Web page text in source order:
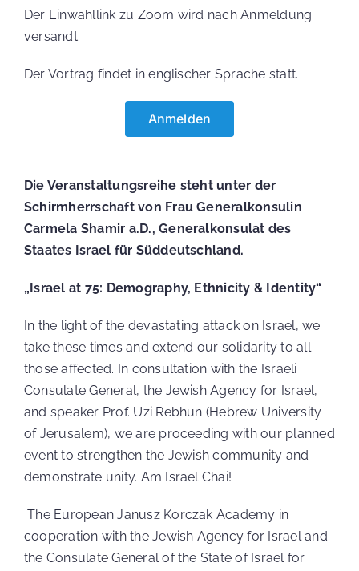
Der Einwahllink zu Zoom wird nach Anmeldung
versandt.
Der Vortrag findet in englischer Sprache statt.
Anmelden
Die Veranstaltungsreihe steht unter der
Schirmherrschaft von Frau Generalkonsulin
Carmela Shamir a.D., Generalkonsulat des
Staates Israel für Süddeutschland.
„Israel at 75: Demography, Ethnicity & Identity“
In the light of the devastating attack on Israel, we
take these times and extend our solidarity to all
those affected. In consultation with the Israeli
Consulate General, the Jewish Agency for Israel,
and speaker Prof. Uzi Rebhun (Hebrew University
of Jerusalem), we are proceeding with our planned
event to strengthen the Jewish community and
demonstrate unity. Am Israel Chai!
The European Janusz Korczak Academy in
cooperation with the Jewish Agency for Israel and
the Consulate General of the State of Israel for